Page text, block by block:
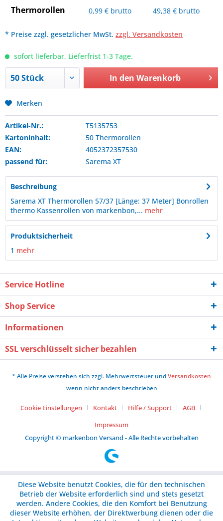
Thermorollen
0,99 € brutto 49,38 € brutto
* Preise zzgl. gesetzlicher MwSt. zzgl. Versandkosten
sofort lieferbar, Lieferfrist 1-3 Tage.
In den Warenkorb
Merken
Artikel-Nr.:
T5135753
Kartoninhalt:
50 Thermorollen
EAN:
4052372357530
passend für:
Sarema XT
Beschreibung
Sarema XT Thermorollen 57/37 [Länge: 37 Meter] Bonrollen
thermo Kassenrollen von markenbon,... mehr
Produktsicherheit
1 mehr
Service Hotline
Shop Service
Informationen
SSL verschlüsselt sicher bezahlen
* Alle Preise verstehen sich zzgl. Mehrwertsteuer undVersandkosten
wenn nicht anders beschrieben
Cookie Einstellungen Kontakt Hilfe / Support
AGB
Impressum
Copyright © markenbon Versand - Alle Rechte vorbehalten
Diese Website benutzt Cookies, die für den technischen
Betrieb der Website erforderlich sind und stets gesetzt
werden. Andere Cookies, die den Komfort bei Benutzung
dieser Website erhöhen, der Direktwerbung dienen oder die